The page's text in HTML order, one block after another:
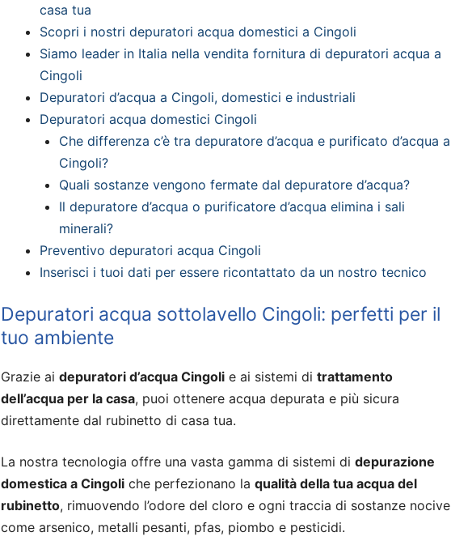
casa tua
Scopri i nostri depuratori acqua domestici a Cingoli
Siamo leader in Italia nella vendita fornitura di depuratori acqua a
Cingoli
Depuratori d’acqua a Cingoli, domestici e industriali
Depuratori acqua domestici Cingoli
Che differenza c’è tra depuratore d’acqua e purificato d’acqua a
Cingoli?
Quali sostanze vengono fermate dal depuratore d’acqua?
Il depuratore d’acqua o purificatore d’acqua elimina i sali
minerali?
Preventivo depuratori acqua Cingoli
Inserisci i tuoi dati per essere ricontattato da un nostro tecnico
Depuratori acqua sottolavello Cingoli: perfetti per il
tuo ambiente
Grazie ai depuratori d’acqua Cingoli e ai sistemi di trattamento
dell’acqua per la casa, puoi ottenere acqua depurata e più sicura
direttamente dal rubinetto di casa tua.
La nostra tecnologia offre una vasta gamma di sistemi di depurazione
domestica a Cingoli che perfezionano la qualità della tua acqua del
rubinetto, rimuovendo l’odore del cloro e ogni traccia di sostanze nocive
come arsenico, metalli pesanti, pfas, piombo e pesticidi.